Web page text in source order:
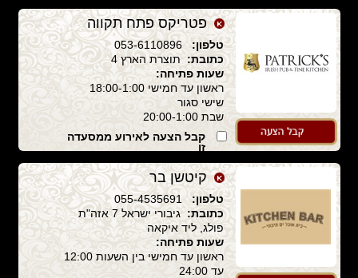
פטריקס פתח תקווה
טלפון:053-6110896
כתובת: תוצרת הארץ 4
שעות פתיחה:
ראשון עד חמישי 18:00-1:00
שישי סגור
שבת 20:00-1:00
קבל הצעה לאירוע ממסעדה
זו
קיטשן בר
טלפון:055-4535691
כתובת:
גיבורי ישראל 7 אזה"ת
פולג, ליד איקאה
שעות פתיחה:
ראשון עד חמישי בין השעות 12:00
עד 24:00